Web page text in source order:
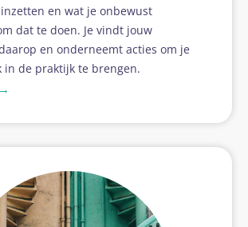
en wat je onbewust
dat te doen. Je vindt jouw
en onderneemt acties om je
in de praktijk te brengen.